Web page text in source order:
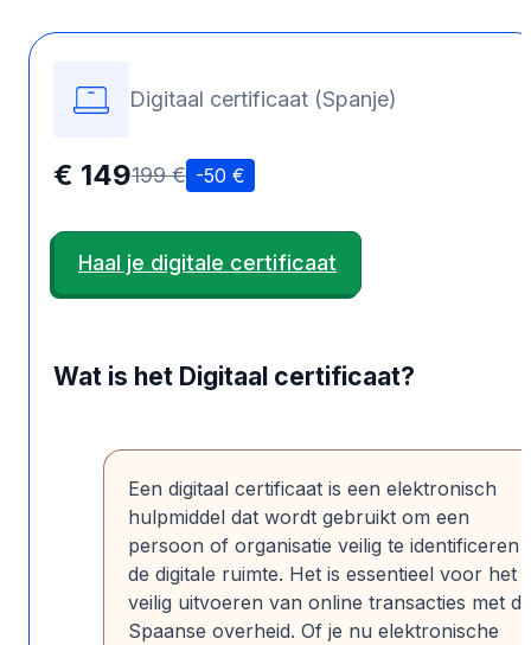
Digitaal certificaat (Spanje)
€ 149199 € -50 €
Haal je digitale certificaat
Wat is het Digitaal certificaat?
Een digitaal certificaat is een elektronisch
hulpmiddel dat wordt gebruikt om een
persoon of organisatie veilig te identificeren
de digitale ruimte. Het is essentieel voor het
veilig uitvoeren van online transacties met de
Spaanse overheid. Of je nu elektronische